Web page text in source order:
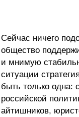
Сейчас ничего
общество
и мнимую
ситуации
быть только одна:
российской
айтишников,